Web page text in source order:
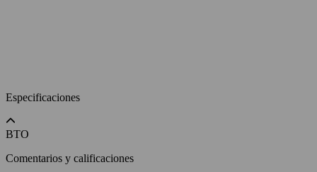
Especificaciones
BTO
Comentarios y calificaciones